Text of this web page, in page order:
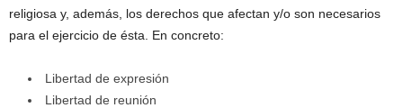
religiosa y, además, los derechos que afectan y/o son necesarios
para el ejercicio de ésta. En concreto:
Libertad de expresión
Libertad de reunión